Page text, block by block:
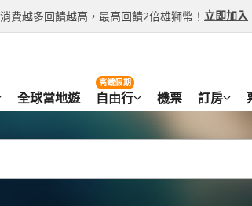
費越多回饋越高，最高回饋2倍雄獅幣！ 立即加入
全球當地遊 自由行
高鐵假期
機票 訂房